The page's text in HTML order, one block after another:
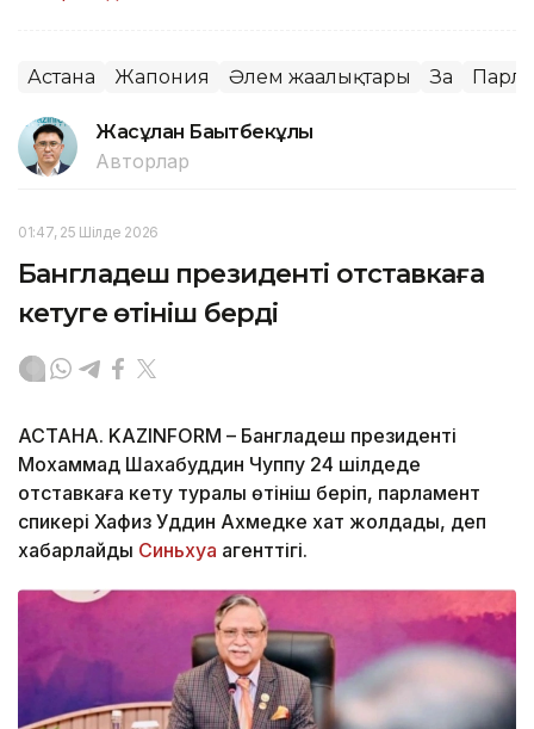
Астана Жапония Әлем жаңалықтары Заң
Жасұлан Бақытбекұлы
Авторлар
01:47, 25 Шілде 2026
Бангладеш президенті отставкаға
кетуге өтініш берді
АСТАНА. KAZINFORM – Бангладеш президенті
Мохаммад Шахабуддин Чуппу 24 шілдеде
отставкаға кету туралы өтініш беріп, парламент
спикері Хафиз Уддин Ахмедке хат жолдады, деп
хабарлайды Синьхуа агенттігі.